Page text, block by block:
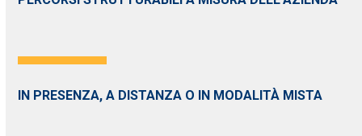
IN PRESENZA, A DISTANZA O IN MODALITÀ MISTA